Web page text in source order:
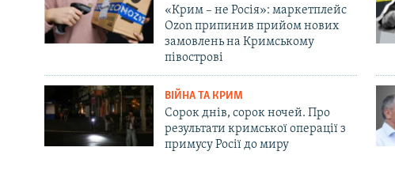
«Крим – не Росія»: маркетплейс
Ozon припинив прийом нових
замовлень на Кримському
півострові
ВІЙНА ТА КРИМ
Сорок днів, сорок ночей. Про
результати кримської операції з
примусу Росії до миру